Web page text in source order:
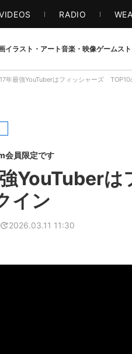
RADIO
イラスト・アート音楽・映像ゲームス
年最強YouTuberはフィッシャーズ TOP10
会員限定です
YouTuber
イン
2026.03.11 11:30